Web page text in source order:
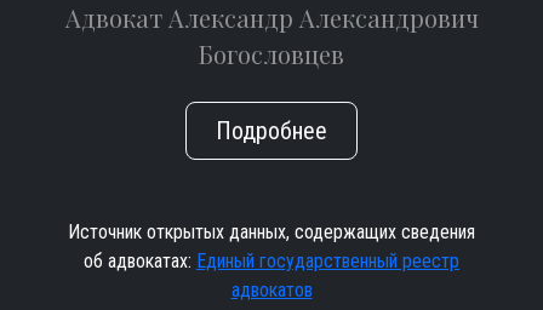
Адвокат Александр Александрович
Богословцев
Подробнее
Источник открытых данных, содержащих сведения
об адвокатах: Единый государственный реестр
адвокатов